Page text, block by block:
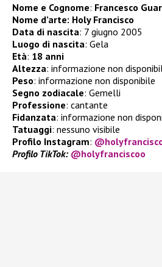
Nome e Cognome: Francesco
Nome d’arte: Holy Francisco
Data di nascita: 7 giugno 2005
Luogo di nascita: Gela
Età: 18 anni
Altezza: informazione non
Peso: informazione non disponibile
Segno zodiacale: Gemelli
Professione: cantante
Fidanzata: informazione non
Tatuaggi: nessuno visibile
Profilo Instagram:
Profilo TikTok: @holyfranciscoo